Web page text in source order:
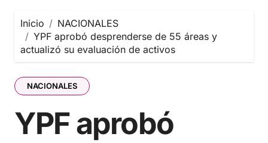
Inicio
NACIONALES
YPF aprobó desprenderse de 55 áreas y
actualizó su evaluación de activos
NACIONALES
YPF aprobó